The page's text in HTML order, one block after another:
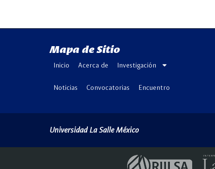
Mapa de Sitio
Inicio Acerca de Investigación
Noticias Convocatorias Encuentro
Universidad La Salle México